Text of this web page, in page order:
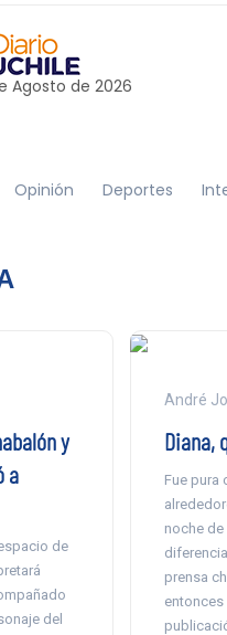
Agosto de 2026
Opinión Deportes
y
a
de
del
André
Diana,
Fue pura
noche
prensa
entonces